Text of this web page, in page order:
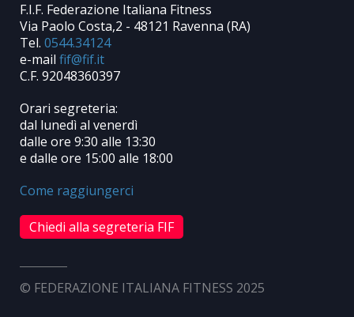
F.I.F. Federazione Italiana Fitness
Via Paolo Costa,2 - 48121 Ravenna (RA)
Tel. 0544.34124
e-mail
C.F. 92048360397
Orari segreteria:
dal lunedì al venerdì
dalle ore 9:30 alle 13:30
e dalle ore 15:00 alle 18:00
Come raggiungerci
Chiedi alla segreteria FIF
© FEDERAZIONE ITALIANA FITNESS 2025